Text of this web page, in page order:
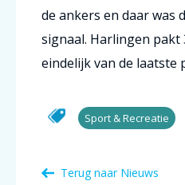
de ankers en daar was
signaal. Harlingen pakt
eindelijk van de laatste
Sport & Recreatie
Terug naar Nieuws